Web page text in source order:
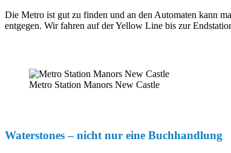
Die Metro ist gut zu finden und an den Automaten kann
entgegen. Wir fahren auf der Yellow Line bis zur
Metro Station Manors New Castle
Waterstones – nicht nur eine Buchhandlung